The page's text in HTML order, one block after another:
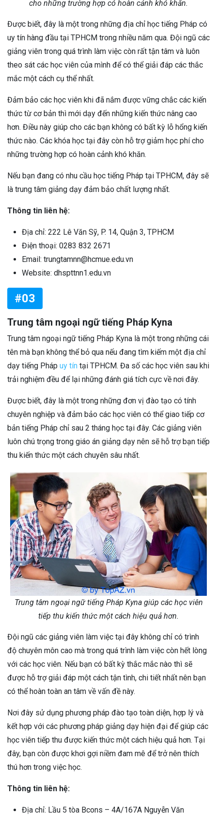
cho những trường hợp có hoàn cảnh khó khăn.
Được biết, đây là một trong những địa chỉ học tiếng Pháp có
uy tín hàng đầu tại TPHCM trong nhiều năm qua. Đội ngũ các
giảng viên trong quá trình làm việc còn rất tận tâm và luôn
theo sát các học viên của mình để có thể giải đáp các thắc
mắc một cách cụ thể nhất.
Đảm bảo các học viên khi đã nắm được vững chắc các kiến
thức từ cơ bản thì mới dạy đến những kiến thức nâng cao
hơn. Điều này giúp cho các bạn không có bất kỳ lỗ hổng kiến
thức nào. Các khóa học tại đây còn hỗ trợ giảm học phí cho
những trường hợp có hoàn cảnh khó khăn.
Nếu bạn đang có nhu cầu học tiếng Pháp tại TPHCM, đây sẽ
là trung tâm giảng dạy đảm bảo chất lượng nhất.
Thông tin liên hệ:
Địa chỉ: 222 Lê Văn Sỹ, P. 14, Quận 3, TPHCM
Điện thoại: 0283 832 2671
Email: trungtamnn@hcmue.edu.vn
Website: dhspttnn1.edu.vn
#03
Trung tâm ngoại ngữ tiếng Pháp Kyna
Trung tâm ngoại ngữ tiếng Pháp Kyna là một trong những cái
tên mà bạn không thể bỏ qua nếu đang tìm kiếm một địa chỉ
dạy tiếng Pháp uy tín tại TPHCM. Đa số các học viên sau khi
trải nghiệm đều để lại những đánh giá tích cực về nơi đây.
Được biết, đây là một trong những đơn vị đào tạo có tính
chuyên nghiệp và đảm bảo các học viên có thể giao tiếp cơ
bản tiếng Pháp chỉ sau 2 tháng học tại đây. Các giảng viên
luôn chú trọng trong giáo án giảng dạy nên sẽ hỗ trợ bạn tiếp
thu kiến thức một cách chuyên sâu nhất.
Trung tâm ngoại ngữ tiếng Pháp Kyna giúp các học viên
tiếp thu kiến thức một cách hiệu quả hơn.
Đội ngũ các giảng viên làm việc tại đây không chỉ có trình
độ chuyên môn cao mà trong quá trình làm việc còn hết lòng
với các học viên. Nếu bạn có bất kỳ thắc mắc nào thì sẽ
được hỗ trợ giải đáp một cách tận tình, chi tiết nhất nên bạn
có thể hoàn toàn an tâm về vấn đề này.
Nơi đây sử dụng phương pháp đào tạo toàn diện, hợp lý và
kết hợp với các phương pháp giảng dạy hiện đại để giúp các
học viên tiếp thu được kiến thức một cách hiệu quả hơn. Tại
đây, bạn còn được khơi gợi niềm đam mê để trở nên thích
thú hơn trong việc học.
Thông tin liên hệ:
Địa chỉ: Lầu 5 tòa Bcons – 4A/167A Nguyễn Văn